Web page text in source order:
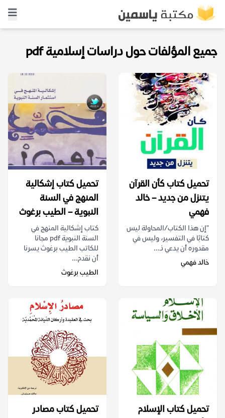
جميع المؤلفات حول دراسات إسلامية pdf
تحميل كتاب كأن القرآن
يتنزل من جديد – خالد
فهمي
"إن هذا الكتاب/المحاولة ليس
كتابًا في التفسير، وليس في
مقدوره أن يدعي ذ...
خالد فهمي
تحميل كتاب إشكالية
المنهج في السنة
النبوية – الطيب برغوث
كتاب إشكالية المنهج في
السنة النبوية pdf مجانا
للكاتب الطيب برغوث يسرنا
أن نقدم...
الطيب برغوث
تحميل كتاب الإسلام
تحميل كتاب مصادر